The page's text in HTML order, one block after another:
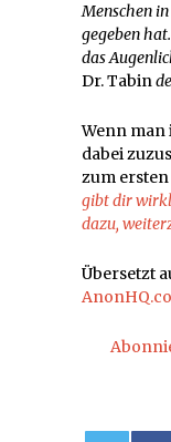
Menschen
gegeben
das
Dr. Tabin
Wenn man
dabei
zum
gibt dir
dazu,
Übersetzt